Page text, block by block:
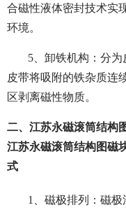
合磁性液体密封技术实
环境。
5、卸铁机构：分
皮带将吸附的铁杂质连
区剥离磁性物质。
二、江苏永磁滚筒结构
江苏永磁滚筒结构图磁
式
1、磁极排列：磁